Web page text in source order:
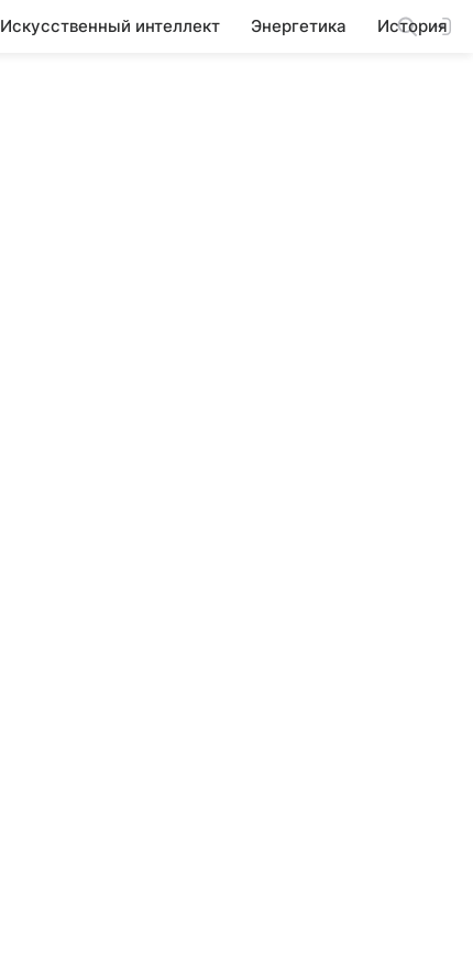
Искусственный интеллект Энергетика История